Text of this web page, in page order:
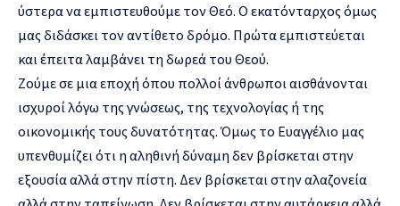
ύστερα να εμπιστευθούμε τον Θεό. Ο εκατόνταρχος όμως
μας διδάσκει τον αντίθετο δρόμο. Πρώτα εμπιστεύεται
και έπειτα λαμβάνει τη δωρεά του Θεού.
Ζούμε σε μια εποχή όπου πολλοί άνθρωποι αισθάνονται
ισχυροί λόγω της γνώσεως, της τεχνολογίας ή της
οικονομικής τους δυνατότητας. Όμως το Ευαγγέλιο μας
υπενθυμίζει ότι η αληθινή δύναμη δεν βρίσκεται στην
εξουσία αλλά στην πίστη. Δεν βρίσκεται στην αλαζονεία